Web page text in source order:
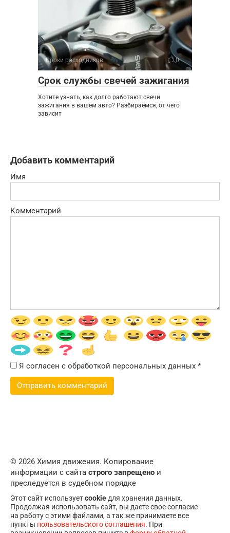
Сроки расходников 0
Срок службы свечей зажигания
Хотите узнать, как долго работают свечи
зажигания в вашем авто? Разбираемся, от чего
зависит
Добавить комментарий
Имя
Комментарий
Я согласен с обработкой персональных данных *
© 2026 Химия движения. Копирование
информации с сайта строго запрещено и
преследуется в судебном порядке
Этот сайт используетcookieдля хранения данных.
Продолжая использовать сайт, вы даете свое согласие
на работу с этими файлами, а так же принимаете все
пункты пользовательского соглашения. При